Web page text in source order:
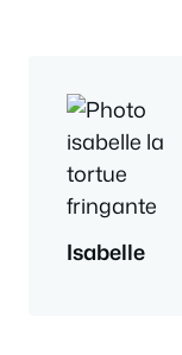
Isabelle